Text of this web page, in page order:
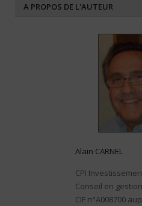
A PROPOS DE L'AUTEUR
Alain CARNEL
CPI
Conseil en
CIF n°A008700